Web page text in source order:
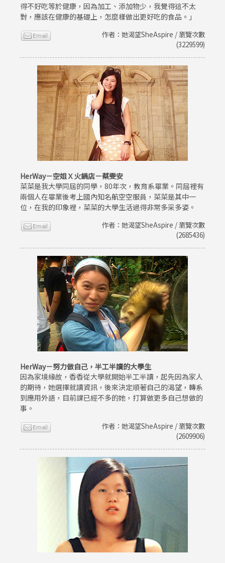
得不好吃等於健康，因為加工、添加物少，我覺得這不太
對，應該在健康的基礎上，怎麼樣做出更好吃的食品。」
作者：她渴望SheAspire / 瀏覽次數
(3229599)
HerWay－空姐Ｘ火鍋店－蔡雯安
菜菜是我大學同屆的同學，80年次，教育系畢業。同屆裡有
兩個人在畢業後考上國內知名航空空服員，菜菜是其中一
位，在我的印象裡，菜菜的大學生活過得非常多采多姿。
作者：她渴望SheAspire / 瀏覽次數
(2685436)
HerWay－努力做自己，半工半讀的大學生
因為家境緣故，香香從大學就開始半工半讀，起先因為家人
的期待，她選擇就讀資訊，後來決定順著自己的渴望，轉系
到應用外語，目前課已經不多的她，打算做更多自己想做的
事。
作者：她渴望SheAspire / 瀏覽次數
(2609906)